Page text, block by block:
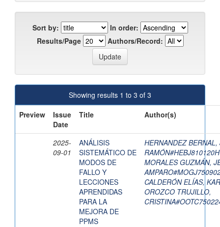
Sort by:
In order:
Results/Page
Authors/Record:
Showing results 1 to 3 of 3
Preview
Issue
Date
Title Author(s)
2025-
09-01
ANÁLISIS
SISTEMÁTICO DE
MODOS DE
FALLO Y
LECCIONES
APRENDIDAS
PARA LA
MEJORA DE
PPMS
HERNANDEZ BERNAL,
MORALES GUZMÁN,
CALDERÓN ELÍAS,
OROZCO TRUJILLO,